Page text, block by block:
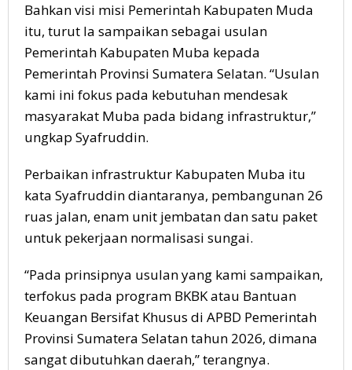
Bahkan visi misi Pemerintah Kabupaten Muda
itu, turut Ia sampaikan sebagai usulan
Pemerintah Kabupaten Muba kepada
Pemerintah Provinsi Sumatera Selatan. “Usulan
kami ini fokus pada kebutuhan mendesak
masyarakat Muba pada bidang infrastruktur,”
ungkap Syafruddin.
Perbaikan infrastruktur Kabupaten Muba itu
kata Syafruddin diantaranya, pembangunan 26
ruas jalan, enam unit jembatan dan satu paket
untuk pekerjaan normalisasi sungai.
“Pada prinsipnya usulan yang kami sampaikan,
terfokus pada program BKBK atau Bantuan
Keuangan Bersifat Khusus di APBD Pemerintah
Provinsi Sumatera Selatan tahun 2026, dimana
sangat dibutuhkan daerah,” terangnya.